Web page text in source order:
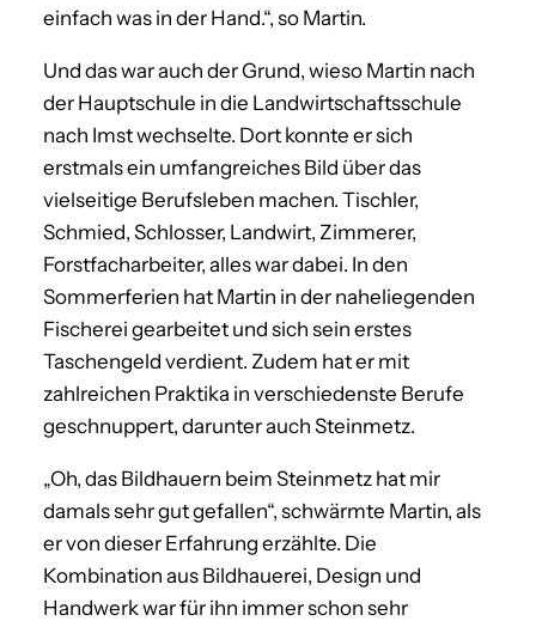
einfach was in der Hand.“, so Martin.
Und das war auch der Grund, wieso Martin nach
der Hauptschule in die Landwirtschaftsschule
nach Imst wechselte. Dort konnte er sich
erstmals ein umfangreiches Bild über das
vielseitige Berufsleben machen. Tischler,
Schmied, Schlosser, Landwirt, Zimmerer,
Forstfacharbeiter, alles war dabei. In den
Sommerferien hat Martin in der naheliegenden
Fischerei gearbeitet und sich sein erstes
Taschengeld verdient. Zudem hat er mit
zahlreichen Praktika in verschiedenste Berufe
geschnuppert, darunter auch Steinmetz.
„Oh, das Bildhauern beim Steinmetz hat mir
damals sehr gut gefallen“, schwärmte Martin, als
er von dieser Erfahrung erzählte. Die
Kombination aus Bildhauerei, Design und
Handwerk war für ihn immer schon sehr